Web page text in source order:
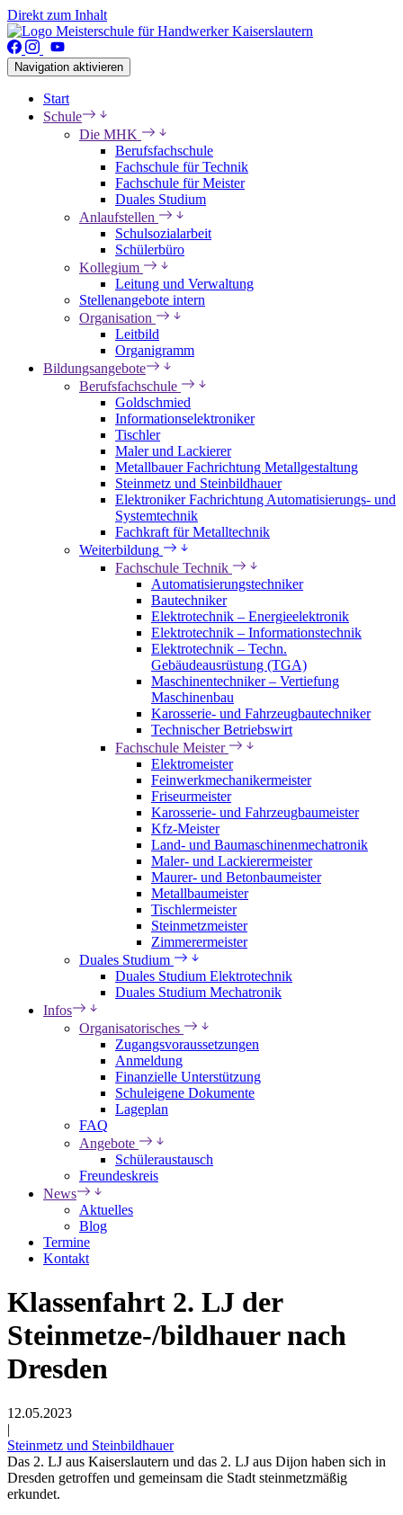
Direkt zum Inhalt
Navigation aktivieren
Start
Schule
Die MHK
Berufsfachschule
Fachschule für Technik
Fachschule für Meister
Duales Studium
Anlaufstellen
Schulsozialarbeit
Schülerbüro
Kollegium
Leitung und Verwaltung
Stellenangebote intern
Organisation
Leitbild
Organigramm
Bildungsangebote
Berufsfachschule
Goldschmied
Informationselektroniker
Tischler
Maler und Lackierer
Metallbauer Fachrichtung Metallgestaltung
Steinmetz und Steinbildhauer
Elektroniker Fachrichtung Automatisierungs- und
Systemtechnik
Fachkraft für Metalltechnik
Weiterbildung
Fachschule Technik
Automatisierungstechniker
Bautechniker
Elektrotechnik – Energieelektronik
Elektrotechnik – Informationstechnik
Elektrotechnik – Techn.
Gebäudeausrüstung (TGA)
Maschinentechniker – Vertiefung
Maschinenbau
Karosserie- und Fahrzeugbautechniker
Technischer Betriebswirt
Fachschule Meister
Elektromeister
Feinwerkmechanikermeister
Friseurmeister
Karosserie- und Fahrzeugbaumeister
Kfz-Meister
Land- und Baumaschinenmechatronik
Maler- und Lackierermeister
Maurer- und Betonbaumeister
Metallbaumeister
Tischlermeister
Steinmetzmeister
Zimmerermeister
Duales Studium
Duales Studium Elektrotechnik
Duales Studium Mechatronik
Infos
Organisatorisches
Zugangsvoraussetzungen
Anmeldung
Finanzielle Unterstützung
Schuleigene Dokumente
Lageplan
FAQ
Angebote
Schüleraustausch
Freundeskreis
News
Aktuelles
Blog
Termine
Kontakt
Klassenfahrt 2. LJ der
Steinmetze-/bildhauer nach
Dresden
12.05.2023
|
Steinmetz und Steinbildhauer
Das 2. LJ aus Kaiserslautern und das 2. LJ aus Dijon haben sich in
Dresden getroffen und gemeinsam die Stadt steinmetzmäßig
erkundet.